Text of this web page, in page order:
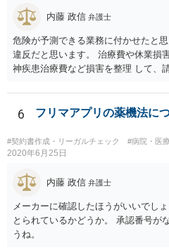
せん。
内藤 政信 弁護士
危険が予測できる業務に付かせたと
違反だと思います。 治療費や休業損
神疾患治療費など損害を整理 して、
6 フリマアプリの薬機法に
#契約書作成・リーガルチェック #病院・医
2020年6月25日
内藤 政信 弁護士
メーカーに確認したほうがいいでし
とられているかどうか。 承認番号が
うね。